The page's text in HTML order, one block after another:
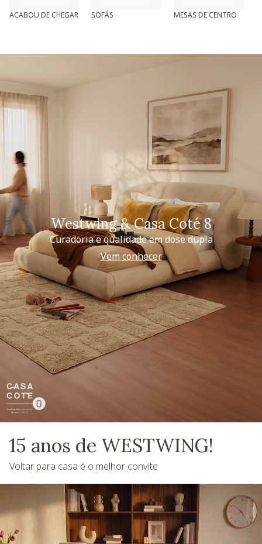
ACABOU DE CHEGAR SOFÁS MESAS DE CENTRO
Westwing & Casa Coté 8
Curadoria e qualidade em dose dupla
Vem conhecer
15 anos de WESTWING!
Voltar para casa é o melhor convite